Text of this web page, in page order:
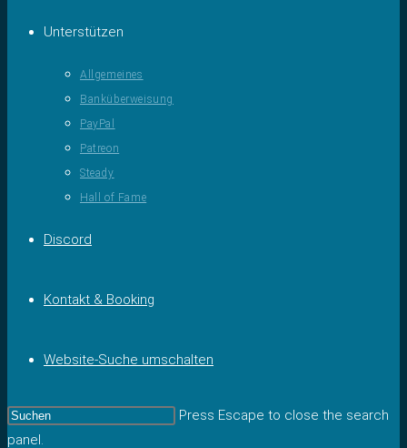
Unterstützen
Allgemeines
Banküberweisung
PayPal
Patreon
Steady
Hall of Fame
Discord
Kontakt & Booking
Website-Suche umschalten
Press Escape to close the search
panel.